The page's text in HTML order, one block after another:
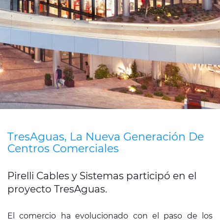
Media
Buscador Dop
People & Careers
Contáctanos
Web Global
PRYSMIAN CLUB
DISCOVER ENERGY
3D
TresAguas, La Nueva Generación De
Centros Comerciales
Pirelli Cables y Sistemas participó en el
proyecto TresAguas.
El comercio ha evolucionado con el paso de los